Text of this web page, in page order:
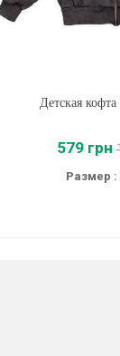
Купить
Детская
579 грн
Размер :